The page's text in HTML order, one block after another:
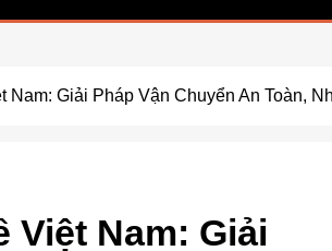
Nam: Giải Pháp Vận Chuyển An Toàn,
Việt Nam: Giải